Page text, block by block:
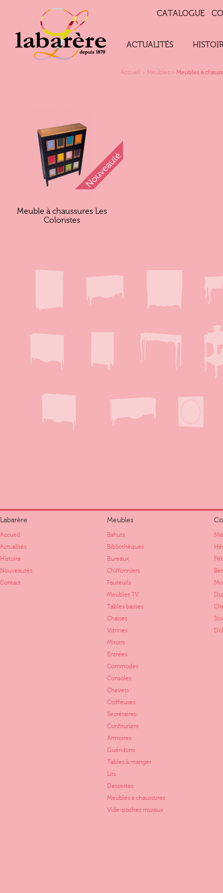
CATALOGUE
ACTUALITÉS
Accueil > Meubles > Meubles à
Meuble à chaussures Les
Coloristes
Labarère
Accueil
Actualités
Histoire
Nouveautés
Contact
Meubles
Bahuts
Bibliothèques
Bureaux
Chiffonniers
Fauteuils
Meubles TV
Tables basses
Chaises
Vitrines
Miroirs
Entrées
Commodes
Consoles
Chevets
Coiffeuses
Secrétaires
Confituriers
Armoires
Guéridons
Tables à manger
Lits
Dessertes
Meubles à chaussures
Vide-poches muraux